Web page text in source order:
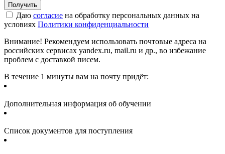
Даю согласие на обработку персональных данных на
условиях Политики конфиденциальности
Внимание! Рекомендуем использовать почтовые адреса на
российских сервисах yandex.ru, mail.ru и др., во избежание
проблем с доставкой писем.
В течение 1 минуты вам на почту придёт:
Дополнительная информация об обучении
Список документов для поступления